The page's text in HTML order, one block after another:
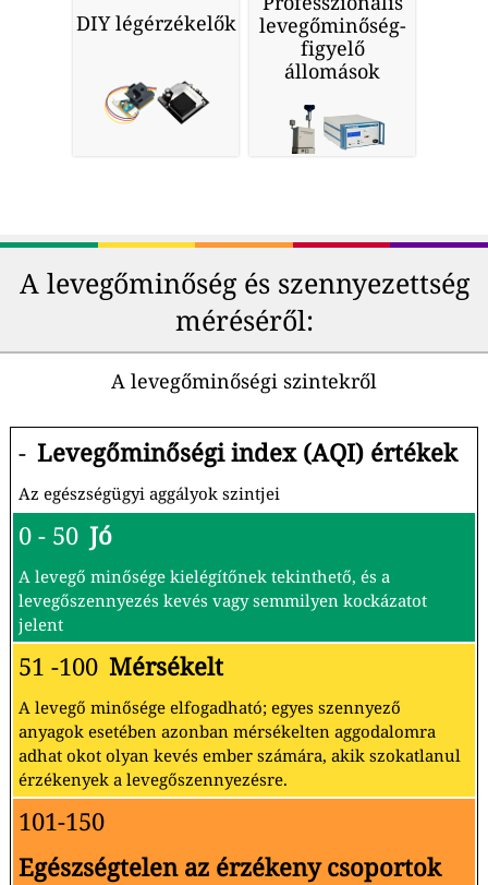
DIY légérzékelők
levegőminőség-
figyelő
állomások
A levegőminőség és szennyezettség
méréséről:
A levegőminőségi szintekről
- Levegőminőségi index (AQI) értékek
Az egészségügyi aggályok szintjei
0 - 50 Jó
A levegő minősége kielégítőnek tekinthető, és a
levegőszennyezés kevés vagy semmilyen kockázatot
jelent
51 -100 Mérsékelt
A levegő minősége elfogadható; egyes szennyező
anyagok esetében azonban mérsékelten aggodalomra
adhat okot olyan kevés ember számára, akik szokatlanul
érzékenyek a levegőszennyezésre.
101-150
Egészségtelen az érzékeny csoportok